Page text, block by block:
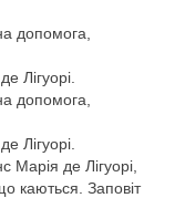
допомога,
Лігуорі.
допомога,
Лігуорі.
Марія де Лігуорі,
каються. Заповіт